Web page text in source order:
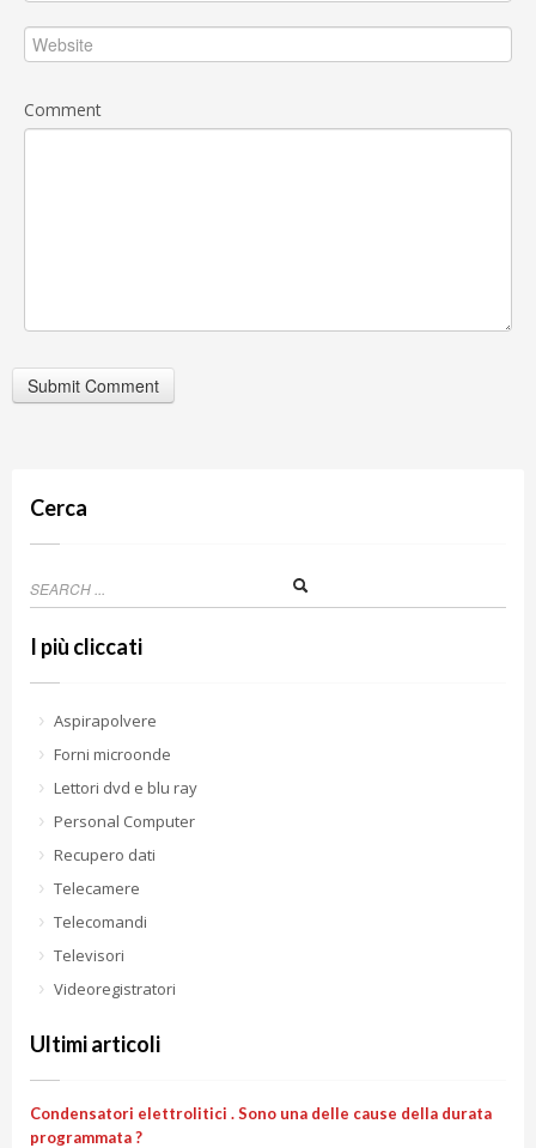
Comment
Cerca
I più cliccati
Aspirapolvere
Forni microonde
Lettori dvd e blu ray
Personal Computer
Recupero dati
Telecamere
Telecomandi
Televisori
Videoregistratori
Ultimi articoli
Condensatori elettrolitici . Sono una delle cause della durata
programmata ?